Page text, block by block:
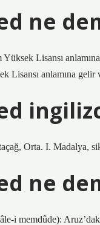
ne
Lisansı
Lisansı anlamına gelir
Orta. I. Madalya,
ne
i memdûde):